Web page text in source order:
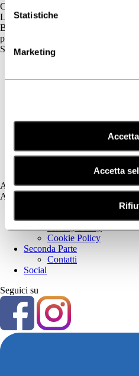
Statistiche
Marketing
Accetta
Contatti
L'azienda
BIOGENA è un’azienda cosmetica
principalmente al benessere della
Skincare
Couperose e Rosacea
Estetica
Fotoprotezione Dedicata
Secchezza Cutanea
Assistenza
Assistenza
Privacy Policy
Cookie Policy
Seconda Parte
Contatti
Social
Seguici su